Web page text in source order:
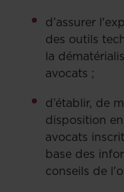
d’assurer
des outils
la
avocats ;
d’établir, de
disposition
avocats
base des
conseils de